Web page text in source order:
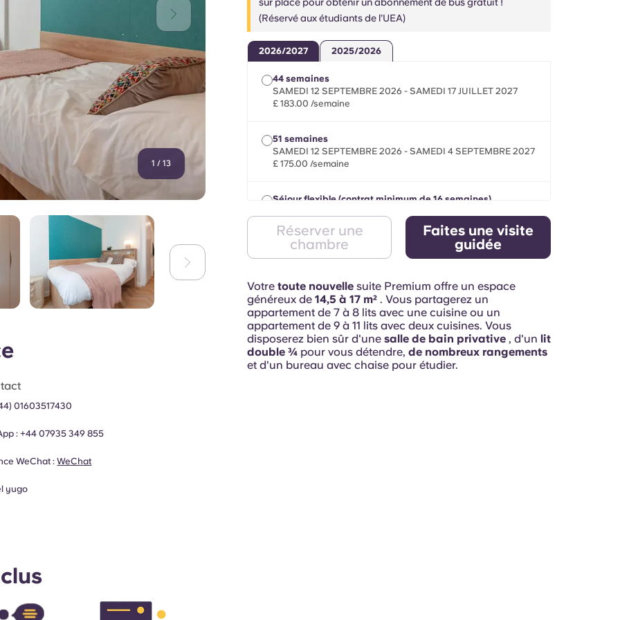
1 / 13
01603517430
:+44 07935 349 855
WeChat : WeChat
yugo
(Réservé aux étudiants de l’UEA)
2026/2027 2025/2026
44 semaines
SAMEDI 12 SEPTEMBRE 2026 - SAMEDI 17 JUILLET 2027
£ 183.00 /semaine
51 semaines
SAMEDI 12 SEPTEMBRE 2026 - SAMEDI 4 SEPTEMBRE 2027
£ 175.00 /semaine
Séjour flexible (contrat minimum de 16 semaines)
septembre 2027
£ 185.00 /semaine
Réserver une
chambre
Faites une visite
guidée
Votre toute nouvellesuite Premium offre un espace
généreux de 14,5 à 17 m². Vous partagerez un
appartement de 7 à 8 lits avec une cuisine ou un
appartement de 9 à 11 lits avec deux cuisines. Vous
disposerez bien sûr d'une salle de bain privative, d'un lit
double ¾pour vous détendre, de nombreux rangements
et d'un bureau avec chaise pour étudier.